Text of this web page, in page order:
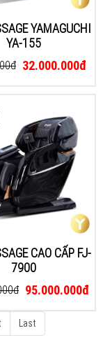
YAMAGUCHI
YA-155
32.000.000đ
CAO CẤP FJ-
7900
95.000.000đ
Last